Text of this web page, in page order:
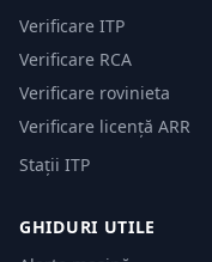
Verificare ITP
Verificare RCA
Verificare rovinieta
Verificare licență ARR
Stații ITP
GHIDURI UTILE